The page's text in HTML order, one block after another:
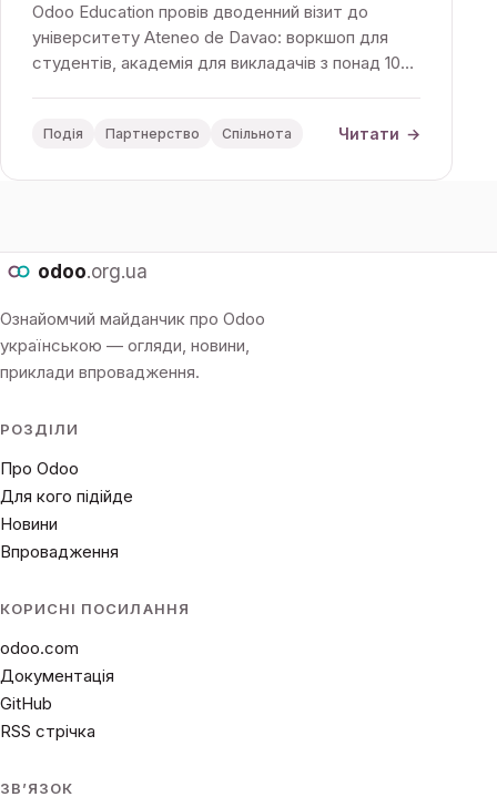
Odoo Education провів дводенний візит до
університету Ateneo de Davao: воркшоп для
студентів, академія для викладачів з понад 10
Подія Партнерство Спільнота Читати →
odoo.org.ua
Ознайомчий майданчик про Odoo
українською — огляди, новини,
приклади впровадження.
РОЗДІЛИ
Про Odoo
Для кого підійде
Новини
Впровадження
КОРИСНІ ПОСИЛАННЯ
odoo.com
Документація
GitHub
RSS стрічка
ЗВʼЯЗОК